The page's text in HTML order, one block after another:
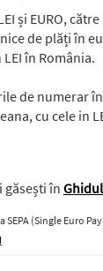
și EURO,
de plăți în
în România.
de numerar în
cu cele in
în
(Single Euro